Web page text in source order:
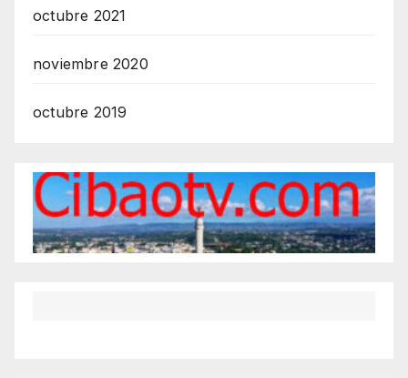
octubre 2021
noviembre 2020
octubre 2019